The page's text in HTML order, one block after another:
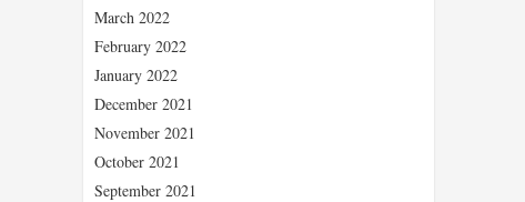
March 2022
February 2022
January 2022
December 2021
November 2021
October 2021
September 2021